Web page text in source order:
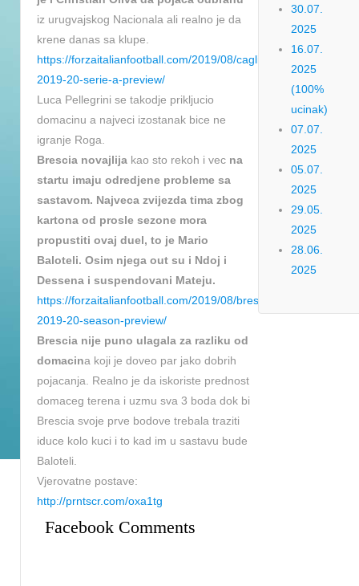
iz urugvajskog Nacionala ali realno je da
krene danas sa klupe.
https://forzaitalianfootball.com/2019/08/cagliari-
2019-20-serie-a-preview/
Luca Pellegrini se takodje prikljucio
domacinu a najveci izostanak bice ne
igranje Roga.
Brescia novajlija kao sto rekoh i vec na
startu imaju odredjene probleme sa
sastavom. Najveca zvijezda tima zbog
kartona od prosle sezone mora
propustiti ovaj duel, to je Mario
Baloteli. Osim njega out su i Ndoj i
Dessena i suspendovani Mateju.
https://forzaitalianfootball.com/2019/08/brescia-
2019-20-season-preview/
Brescia nije puno ulagala za razliku od
domacina koji je doveo par jako dobrih
pojacanja. Realno je da iskoriste prednost
domaceg terena i uzmu sva 3 boda dok bi
Brescia svoje prve bodove trebala traziti
iduce kolo kuci i to kad im u sastavu bude
Baloteli.
Vjerovatne postave:
http://prntscr.com/oxa1tg
Facebook Comments
30.07.
2025
16.07.
2025
(100%
ucinak)
07.07.
2025
05.07.
2025
29.05.
2025
28.06.
2025